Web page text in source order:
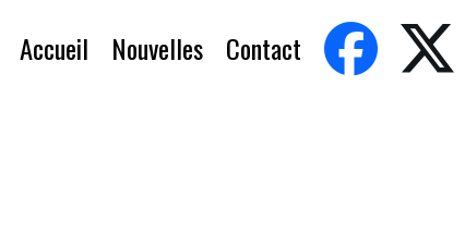
Accueil Nouvelles Contact